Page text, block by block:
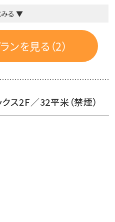
です。
TV（地デジ・BSデジタル）、
ディーソープ・シャンプー・
みる ▼
ンを見る（2）
ス2F／32平米（禁煙）